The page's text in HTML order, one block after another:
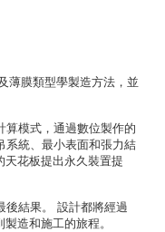
薄膜類型學製造方法，並
算模式，通過數位製作的
系統、最小表面和張力結
天花板提出永久裝置提
後結果。 設計都將經過
造和施工的旅程。